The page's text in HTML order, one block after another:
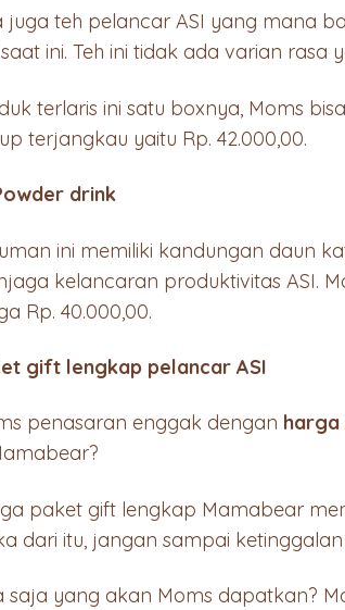
juga teh pelancar ASI yang mana
ini. Teh ini tidak ada varian rasa
terlaris ini satu boxnya, Moms
terjangkau yaitu Rp. 42.000,00.
drink
ini memiliki kandungan daun
kelancaran produktivitas ASI.
Rp. 40.000,00.
gift lengkap pelancar ASI
penasaran enggak dengan harga
paket gift lengkap Mamabear
dari itu, jangan sampai
saja yang akan Moms dapatkan?